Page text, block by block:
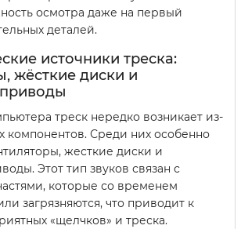
осмотра даже на первый
деталей.
источники треска:
жёсткие диски и
треск нередко возникает из-
компонентов. Среди них особенно
жесткие диски и
Этот тип звуков связан с
которые со временем
загрязняются, что приводит к
«щелчков» и треска.